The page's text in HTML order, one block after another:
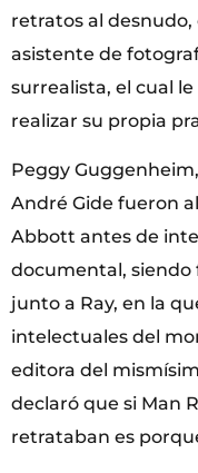
retratos al
asistente de
surrealista, el cual
realizar su propia
Peggy
André Gide fueron
Abbott antes de
documental, siendo
junto a Ray, en la
intelectuales del
editora del
declaró que si Man
retrataban es